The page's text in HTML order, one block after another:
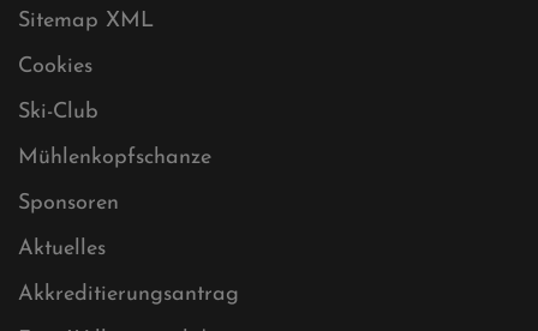
Datenschutz
Impressum
Sitemap
Sitemap XML
Cookies